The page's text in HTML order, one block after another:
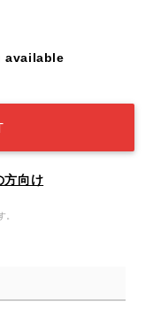
available
方向け
。